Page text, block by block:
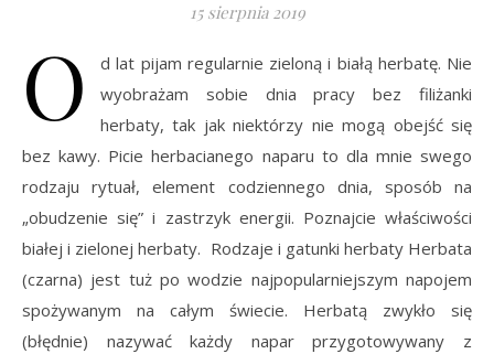
15 sierpnia 2019
O
d lat pijam regularnie zieloną i białą herbatę. Nie
wyobrażam sobie dnia pracy bez filiżanki
herbaty, tak jak niektórzy nie mogą obejść się
bez kawy. Picie herbacianego naparu to dla mnie swego
rodzaju rytuał, element codziennego dnia, sposób na
„obudzenie się” i zastrzyk energii. Poznajcie właściwości
białej i zielonej herbaty. Rodzaje i gatunki herbaty Herbata
(czarna) jest tuż po wodzie najpopularniejszym napojem
spożywanym na całym świecie. Herbatą zwykło się
(błędnie) nazywać każdy napar przygotowywany z